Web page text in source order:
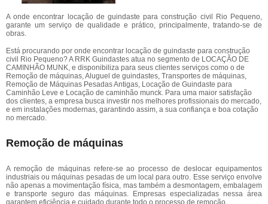
A onde encontrar locação de guindaste para construção civil Rio Pequeno,
garante um serviço de qualidade e prático, principalmente, tratando-se de
obras.
Está procurando por onde encontrar locação de guindaste para construção
civil Rio Pequeno? A RRK Guindastes atua no segmento de LOCAÇÃO DE
CAMINHÃO MUNK, e disponibiliza para seus clientes serviços como o de
Remoção de máquinas, Aluguel de guindastes, Transportes de máquinas,
Remoção de Máquinas Pesadas Antigas, Locação de Guindaste para
Caminhão Leve e Locação de caminhão munck. Para uma maior satisfação
dos clientes, a empresa busca investir nos melhores profissionais do mercado,
e em instalações modernas, garantindo assim, a sua confiança e boa cotação
no mercado.
Remoção de máquinas
A remoção de máquinas refere-se ao processo de deslocar equipamentos
industriais ou máquinas pesadas de um local para outro. Esse serviço envolve
não apenas a movimentação física, mas também a desmontagem, embalagem
e transporte seguro das máquinas. Empresas especializadas nessa área
garantem eficiência e cuidado durante todo o processo de remoção.